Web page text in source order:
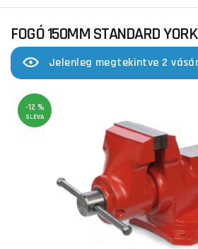
FOGÓ 150MM STANDARD YORK
Jelenleg megtekintve 2
-12 %
SLEVA